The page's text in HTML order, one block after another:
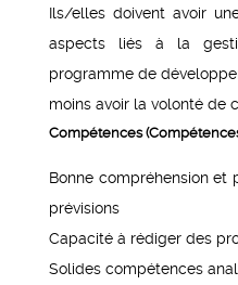
Ils/elles doivent avoir
aspects liés à la
programme de
moins avoir la volonté de
Compétences
Bonne compréhension
prévisions
Capacité à rédiger des
Solides compétences